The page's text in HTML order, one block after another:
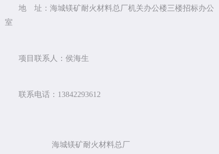
地 址：海城镁矿耐火材料总厂机关办公楼三楼招标办公
室
项目联系人：侯海生
联系电话：13842293612
海城镁矿耐火材料总厂